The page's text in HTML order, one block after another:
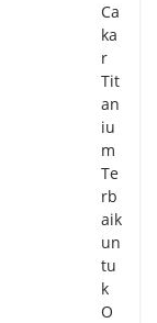
Ca
ka
r
Tit
an
iu
m
Te
rb
aik
un
tu
k
O